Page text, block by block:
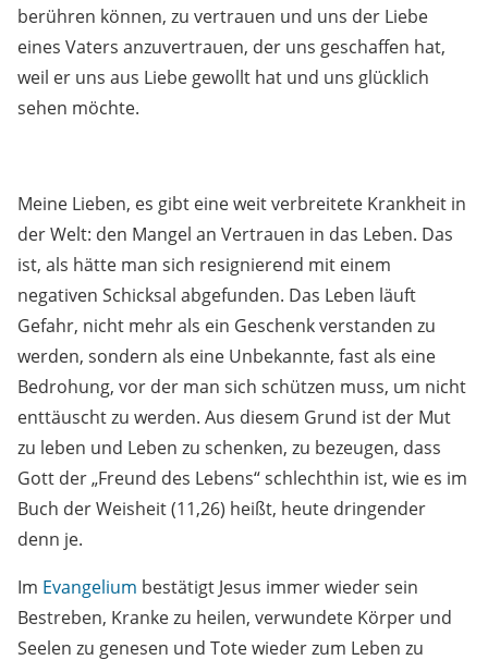
berühren können, zu vertrauen und uns der Liebe
eines Vaters anzuvertrauen, der uns geschaffen hat,
weil er uns aus Liebe gewollt hat und uns glücklich
sehen möchte.
Meine Lieben, es gibt eine weit verbreitete Krankheit in
der Welt: den Mangel an Vertrauen in das Leben. Das
ist, als hätte man sich resignierend mit einem
negativen Schicksal abgefunden. Das Leben läuft
Gefahr, nicht mehr als ein Geschenk verstanden zu
werden, sondern als eine Unbekannte, fast als eine
Bedrohung, vor der man sich schützen muss, um nicht
enttäuscht zu werden. Aus diesem Grund ist der Mut
zu leben und Leben zu schenken, zu bezeugen, dass
Gott der „Freund des Lebens“ schlechthin ist, wie es im
Buch der Weisheit (11,26) heißt, heute dringender
denn je.
Im Evangelium bestätigt Jesus immer wieder sein
Bestreben, Kranke zu heilen, verwundete Körper und
Seelen zu genesen und Tote wieder zum Leben zu